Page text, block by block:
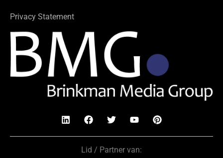
Privacy Statement
Lid / Partner van: